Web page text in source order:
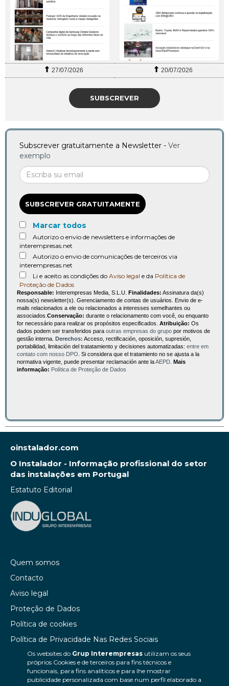
Os websites do Grup Interempresasutilizam os seus
próprios Cookies e de terceiros para fins técnicos e
funcionais, para fins analíticos e para lhe mostrar
publicidade personalizada com base num perfil elaborado a
27/07/2026 20/07/2026
SUBSCREVER
Subscrever gratuitamente a Newsletter - Ver
exemplo
SUBSCREVER GRATUITAMENTE
Marcar todos
Autorizo o envio de newsletters e informações de
interempresas.net
Autorizo o envio de comunicações de terceiros via
interempresas.net
Li e aceito as condições do Aviso legal e da Política de
Proteção de Dados
Responsable: Interempresas Media, S.L.U. Finalidades: Assinatura da(s)
nossa(s) newsletter(s). Gerenciamento de contas de usuários. Envio de e-
mails relacionados a ele ou relacionados a interesses semelhantes ou
associados. Conservação: durante o relacionamento com você, ou enquanto
for necessário para realizar os propósitos especificados. Atribuição: Os
dados podem ser transferidos para outras empresas do grupo por motivos de
gestão interna. Derechos: Acceso, rectificación, oposición, supresión,
portabilidad, limitación del tratatamiento y decisiones automatizadas: entre em
contato com nosso DPO . Si considera que el tratamiento no se ajusta a la
normativa vigente, puede presentar reclamación ante laAEPD Mais
informação: Política de Proteção de Dados
oinstalador.com
O Instalador - Informação profissional do setor
das instalações em Portugal
Estatuto Editorial
Quem somos
Contacto
Aviso legal
Proteção de Dados
Política de cookies
Política de Privacidade Nas Redes Sociais
Canal de denúncias
Colaborações editoriais